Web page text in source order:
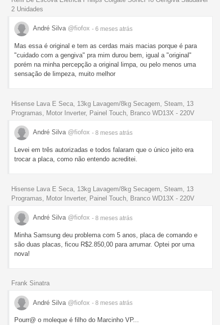
2 Unidades
André Silva @fiofox - 6 meses atrás
Mas essa é original e tem as cerdas mais macias porque é para
"cuidado com a gengiva" pra mim durou bem, igual a "original"
porém na minha percepção a original limpa, ou pelo menos uma
sensação de limpeza, muito melhor
Hisense Lava E Seca, 13kg Lavagem/8kg Secagem, Steam, 13
Programas, Motor Inverter, Painel Touch, Branco WD13X - 220V
André Silva @fiofox - 8 meses atrás
Levei em três autorizadas e todos falaram que o único jeito era
trocar a placa, como não entendo acreditei.
Hisense Lava E Seca, 13kg Lavagem/8kg Secagem, Steam, 13
Programas, Motor Inverter, Painel Touch, Branco WD13X - 220V
André Silva @fiofox - 8 meses atrás
Minha Samsung deu problema com 5 anos, placa de comando e
são duas placas, ficou R$2.850,00 para arrumar. Optei por uma
nova!
Frank Sinatra
André Silva @fiofox - 8 meses atrás
Pourr@ o moleque é filho do Marcinho VP...